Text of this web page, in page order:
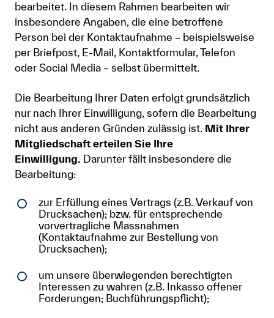
bearbeitet. In diesem Rahmen bearbeiten wir
insbesondere Angaben, die eine betroffene
Person bei der Kontaktaufnahme – beispielsweise
per Briefpost, E-Mail, Kontaktformular, Telefon
oder Social Media – selbst übermittelt.
Die Bearbeitung Ihrer Daten erfolgt grundsätzlich
nur nach Ihrer Einwilligung, sofern die Bearbeitung
nicht aus anderen Gründen zulässig ist. Mit Ihrer
Mitgliedschaft erteilen Sie Ihre
Einwilligung. Darunter fällt insbesondere die
Bearbeitung:
zur Erfüllung eines Vertrags (z.B. Verkauf von
Drucksachen); bzw. für entsprechende
vorvertragliche Massnahmen
(Kontaktaufnahme zur Bestellung von
Drucksachen);
um unsere überwiegenden berechtigten
Interessen zu wahren (z.B. Inkasso offener
Forderungen; Buchführungspflicht);